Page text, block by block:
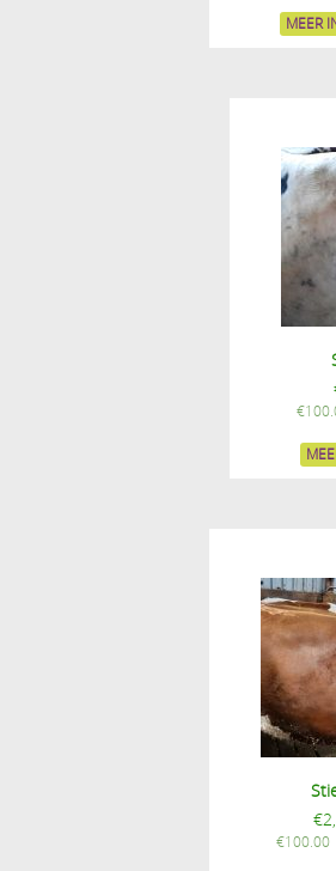
MEER
€
€
€100.00